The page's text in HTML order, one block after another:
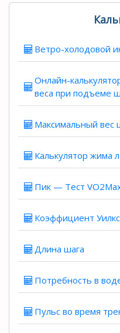
Ветро-холодовой
Онлайн-
веса при подъеме
Максимальный вес
Калькулятор жима
Пик — Тест
Коэффициент
Длина шага
Потребность в
Пульс во время